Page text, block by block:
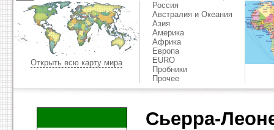
Открыть всю карту мира
Россия
Австралия и Океания
Азия
Америка
Африка
Европа
EURO
Пробники
Прочее
Сьерра-